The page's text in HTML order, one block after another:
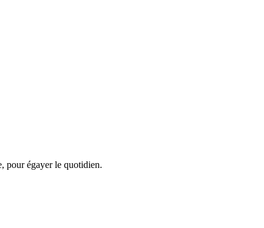
pour égayer le quotidien.